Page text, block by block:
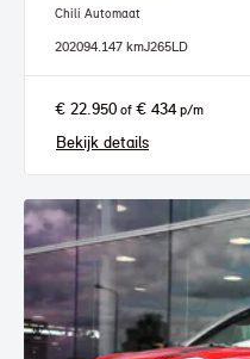
Chili Automaat
202094.147 kmJ265LD
€ 22.950 of € 434p/m
Bekijk details